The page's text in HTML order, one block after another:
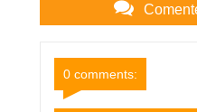
0 comments: